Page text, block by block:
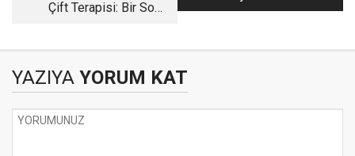
Çift Terapisi: Bir Son
Seçerken Nelere
YAZIYA YORUM KAT